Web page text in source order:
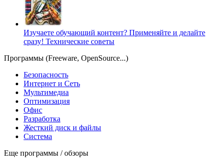
Изучаете обучающий контент? Применяйте и делайте
сразу! Технические советы
Программы (Freeware, OpenSource...)
Безопасность
Интернет и Сеть
Мультимедиа
Оптимизация
Офис
Разработка
Жесткий диск и файлы
Система
Еще программы / обзоры